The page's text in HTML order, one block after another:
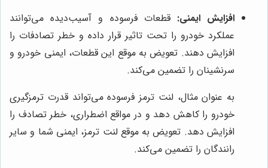
افزایش ایمنی: قطعات فرسوده و آسیب‌دیده می‌توانند
عملکرد خودرو را تحت تاثیر قرار داده و خطر تصادفات را
افزایش دهند. تعویض به موقع این قطعات، ایمنی خودرو و
سرنشینان را تضمین می‌کند.
به عنوان مثال، لنت ترمز فرسوده می‌تواند قدرت ترمزگیری
خودرو را کاهش دهد و در مواقع اضطراری، خطر تصادف را
افزایش دهد. تعویض به موقع لنت ترمز، ایمنی شما و سایر
رانندگان را تضمین می‌کند.